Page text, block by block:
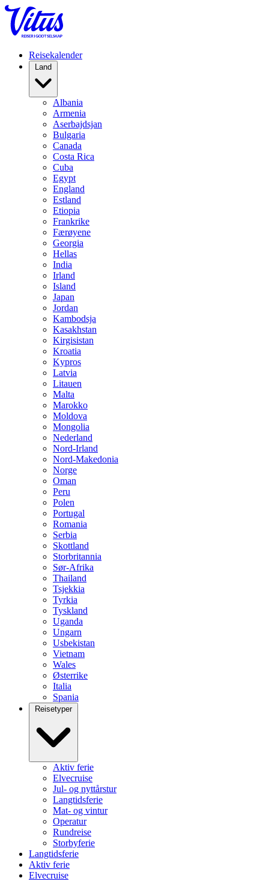
Reisekalender
Albania
Armenia
Aserbajdsjan
Bulgaria
Canada
Costa Rica
Cuba
Egypt
England
Estland
Etiopia
Frankrike
Færøyene
Georgia
Hellas
India
Irland
Island
Japan
Jordan
Kambodsja
Kasakhstan
Kirgisistan
Kroatia
Kypros
Latvia
Litauen
Malta
Marokko
Moldova
Mongolia
Nederland
Nord-Irland
Nord-Makedonia
Norge
Oman
Peru
Polen
Portugal
Romania
Serbia
Skottland
Storbritannia
Sør-Afrika
Thailand
Tsjekkia
Tyrkia
Tyskland
Uganda
Ungarn
Usbekistan
Vietnam
Wales
Østerrike
Italia
Spania
Reisetyper
Aktiv ferie
Elvecruise
Jul- og nyttårstur
Langtidsferie
Mat- og vintur
Operatur
Rundreise
Storbyferie
Langtidsferie
Aktiv ferie
Elvecruise